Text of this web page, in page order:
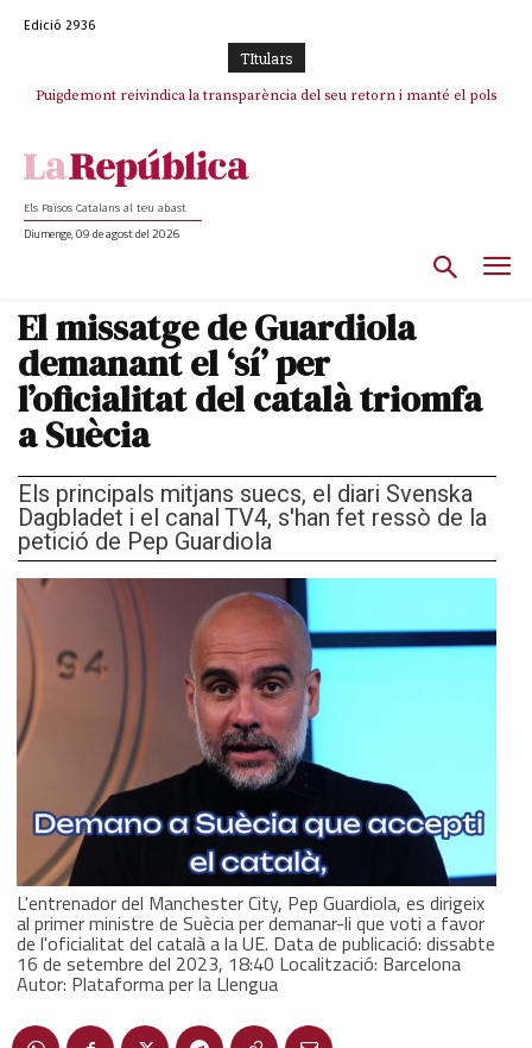
Edició 2936
TItulars
Puigdemont reivindica la transparència del seu retorn i manté el pols
Els Països Catalans al teu abast
Diumenge, 09 de agost del 2026
El missatge de Guardiola
demanant el ‘sí’ per
l’oficialitat del català triomfa
a Suècia
Els principals mitjans suecs, el diari Svenska
Dagbladet i el canal TV4, s'han fet ressò de la
petició de Pep Guardiola
L'entrenador del Manchester City, Pep Guardiola, es dirigeix
al primer ministre de Suècia per demanar-li que voti a favor
de l'oficialitat del català a la UE. Data de publicació: dissabte
16 de setembre del 2023, 18:40 Localització: Barcelona
Autor: Plataforma per la Llengua